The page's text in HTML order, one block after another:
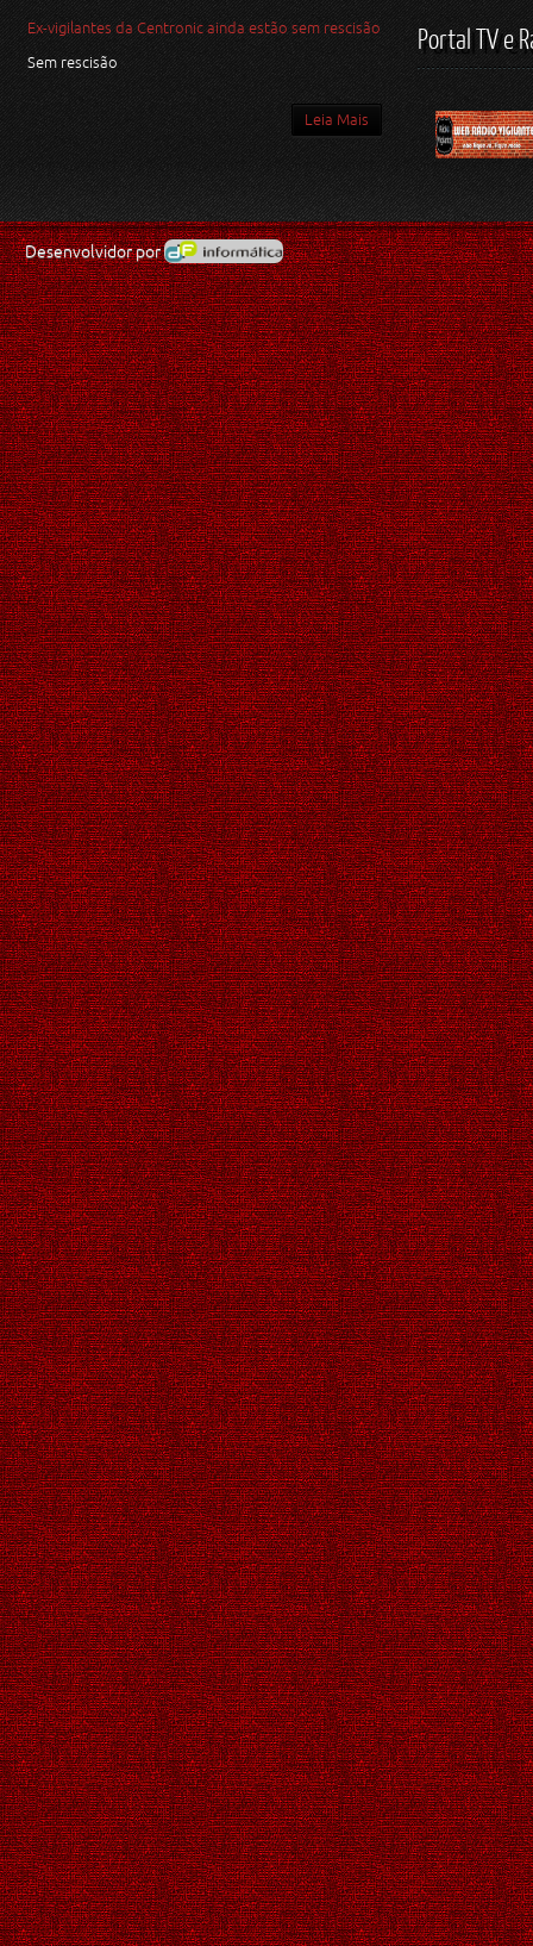
Ex-vigilantes da Centronic ainda estão sem rescisão
Sem rescisão
Leia Mais
Portal TV e
Desenvolvidor por